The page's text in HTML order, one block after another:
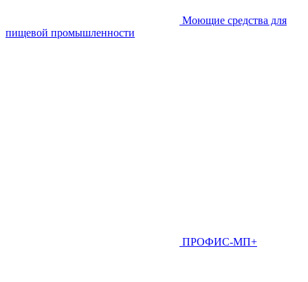
Моющие средства для
пищевой промышленности
ПРОФИС-МП+